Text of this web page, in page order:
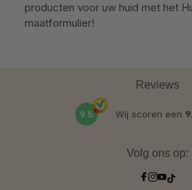
producten voor uw huid met het
maatformulier!
Reviews
9.5 Wij scoren een
Volg ons op: